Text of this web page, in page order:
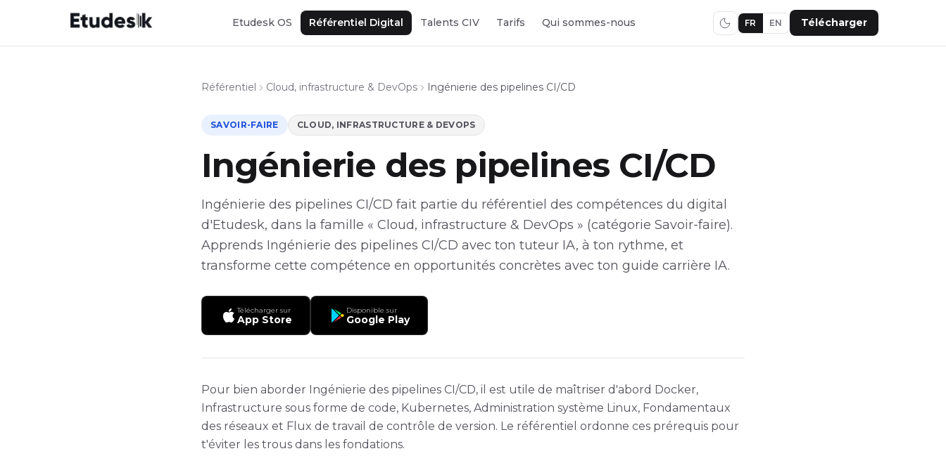
Etudesk OS Référentiel Digital Talents CIV Tarifs Qui sommes-nous FR EN Télécharger
Référentiel Cloud, infrastructure & DevOps Ingénierie des pipelines CI/CD
SAVOIR-FAIRE CLOUD, INFRASTRUCTURE & DEVOPS
Ingénierie des pipelines CI/CD
Ingénierie des pipelines CI/CD fait partie du référentiel des compétences du digital
d'Etudesk, dans la famille « Cloud, infrastructure & DevOps » (catégorie Savoir-faire).
Apprends Ingénierie des pipelines CI/CD avec ton tuteur IA, à ton rythme, et
transforme cette compétence en opportunités concrètes avec ton guide carrière IA.
Télécharger sur
App Store
Disponible sur
Google Play
Pour bien aborder Ingénierie des pipelines CI/CD, il est utile de maîtriser d'abord Docker,
Infrastructure sous forme de code, Kubernetes, Administration système Linux, Fondamentaux
des réseaux et Flux de travail de contrôle de version. Le référentiel ordonne ces prérequis pour
t'éviter les trous dans les fondations.